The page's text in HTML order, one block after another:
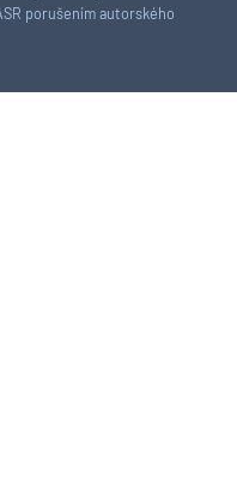
porušením autorského